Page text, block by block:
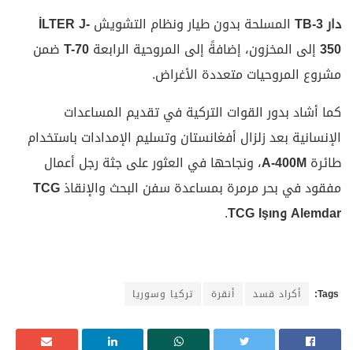
دار TB-3
المسلحة بدون طيار ونظام التشويشİLTER J-
350إلى المخزون، إضافةً إلى المروحية الرابعةT-70ضمن
مشروع المروحيات متعددة الأغراض.
كما أشاد بدور القوات التركية في تقديم المساعدات
الإنسانية بعد زلزال أفغانستان وتسليم الإمدادات باستخدام
طائرةA-400M، ونجاحها في العثور على جثة رجل أعمال
مفقود في بحر مرمرة بمساعدة سفن البحث والإنقاذTCG
Alemdar وTCG Işın
.
Tags: أكراد قسد أنقرة تركيا وسوريا